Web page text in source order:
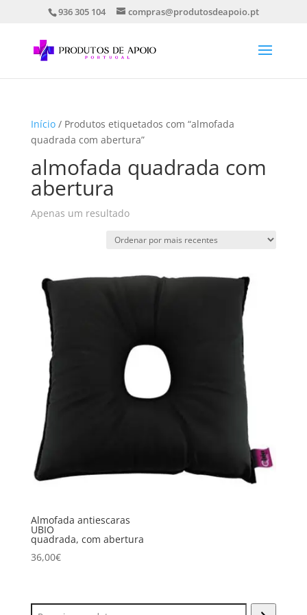
936 305 104 compras@produtosdeapoio.pt
Início/ Produtos etiquetados com “almofada
quadrada com abertura”
almofada quadrada com
abertura
Apenas um resultado
Almofada antiescaras
UBIO
quadrada, com abertura
36,00€